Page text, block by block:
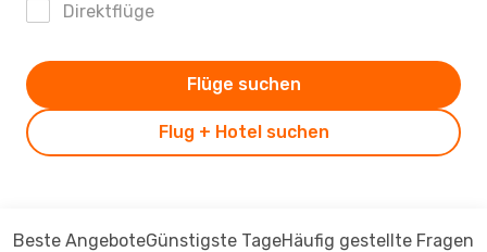
Direktflüge
Flug + Hotel suchen
Flüge suchen
Beste AngeboteGünstigste TageHäufig gestellte Fragen